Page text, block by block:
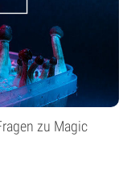
zu Magic